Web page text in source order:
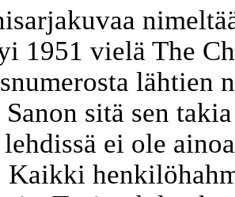
1951 vielä The
lähtien
Sanon sitä sen
lehdissä ei ole
Kaikki